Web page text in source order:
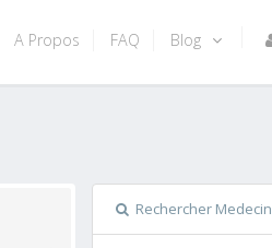
A Propos FAQ Blog
Rechercher Medecin